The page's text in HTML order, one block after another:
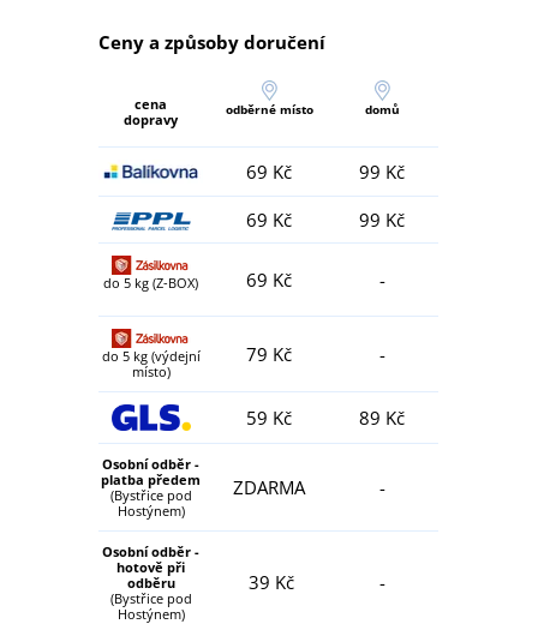
Ceny a způsoby doručení
cena
dopravy
odběrné místo domů
69 Kč
99 Kč
69 Kč
99 Kč
do 5 kg (Z-BOX) 69 Kč -
do 5 kg (výdejní
místo)
79 Kč -
59 Kč 89 Kč
Osobní odběr -
platba předem
(Bystřice pod
Hostýnem)
ZDARMA -
Osobní odběr -
hotově při
odběru
(Bystřice pod
Hostýnem)
39 Kč -